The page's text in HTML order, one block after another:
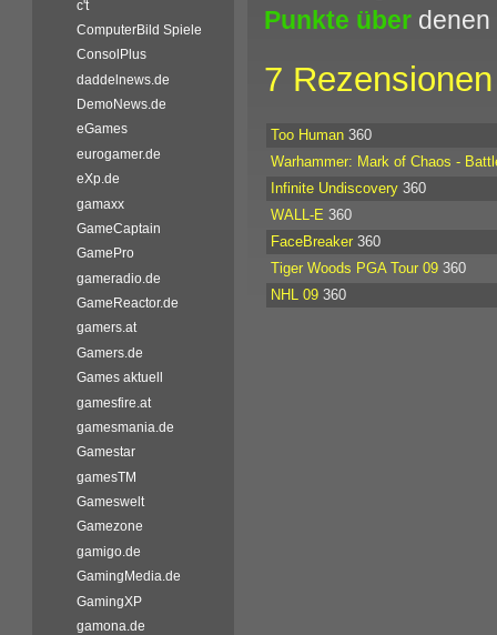
Punkte über denen
7
Too Human360
Warhammer: Mark of Chaos -
Infinite Undiscovery360
WALL-E 360
FaceBreaker360
Tiger Woods PGA Tour 09360
NHL 09360
c't
ComputerBild Spiele
ConsolPlus
daddelnews.de
DemoNews.de
eGames
eurogamer.de
eXp.de
gamaxx
GameCaptain
GamePro
gameradio.de
GameReactor.de
gamers.at
Gamers.de
Games aktuell
gamesfire.at
gamesmania.de
Gamestar
gamesTM
Gameswelt
Gamezone
gamigo.de
GamingMedia.de
GamingXP
gamona.de